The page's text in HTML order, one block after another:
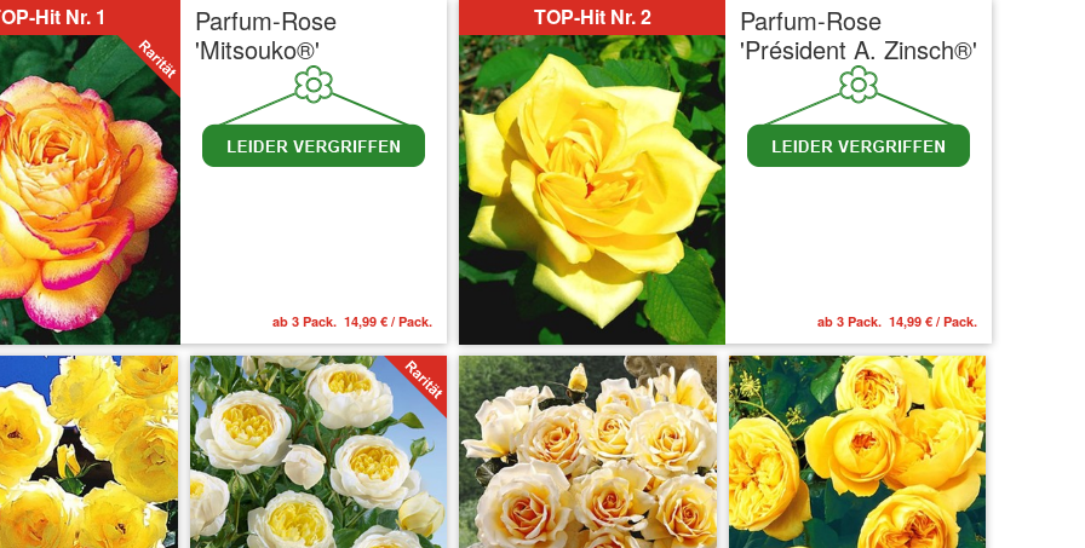
Hit Nr. 1
Parfum-Rose
'Mitsouko®'
ab 3 Pack. 14,99 € / Pack.
TOP-Hit Nr. 2
Parfum-Rose
'Président A. Zinsch®'
ab 3 Pack. 14,99 € / Pack.